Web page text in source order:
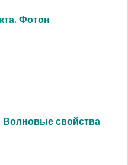
Фотон
Волновые свойства